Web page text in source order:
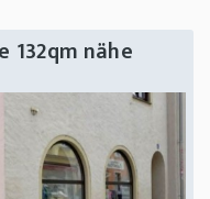
132qm nähe